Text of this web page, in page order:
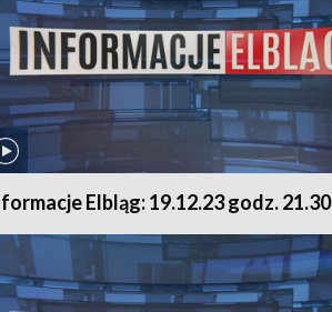
Elbląg: 19.12.23 godz. 21.30